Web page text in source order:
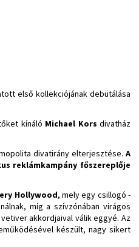
első kollekciójának debütálása
kínáló Michael Kors divatház
divatirány elterjesztése. A
reklámkampány főszereplője
Hollywood, mely egy csillogó -
míg a szívzónában virágos
akkordjaival válik eggyé. Az
készült, nagy sikert